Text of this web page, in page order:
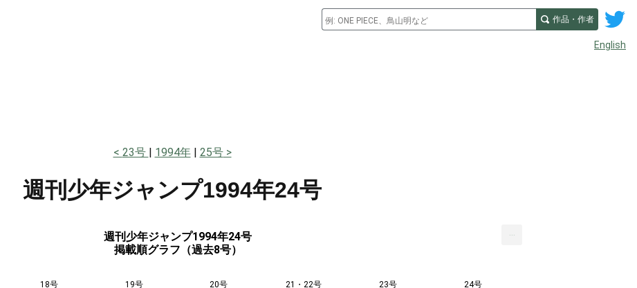
作品・作者
English
23号 1994年 25号
週刊少年ジャンプ1994年24号
週刊少年ジャンプ1994年24号
掲載順グラフ（過去8号）
18号 19号 20号 21・22号 23号 24号